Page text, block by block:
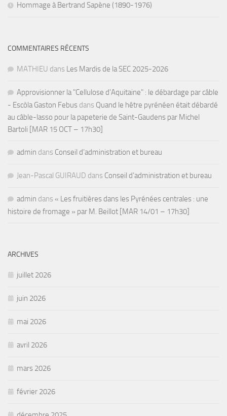
Hommage à Bertrand Sapène (1890-1976)
COMMENTAIRES RÉCENTS
MATHIEU dans Les Mardis de la SEC 2025-2026
Approvisionner la "Cellulose d'Aquitaine" : le débardage par câble
- Escòla Gaston Febus dans Quand le hêtre pyrénéen était débardé
au câble-lasso pour la papeterie de Saint-Gaudens par Michel
Bartoli [MAR 15 OCT – 17h30]
admin dans Conseil d’administration et bureau
Jean-Pascal GUIRAUD dans Conseil d’administration et bureau
admin dans « Les fruitières dans les Pyrénées centrales : une
histoire de fromage » par M. Beillot [MAR 14/01 – 17h30]
ARCHIVES
juillet 2026
juin 2026
mai 2026
avril 2026
mars 2026
février 2026